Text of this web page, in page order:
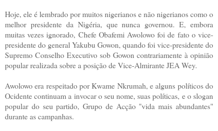
Hoje, ele é lembrado por muitos nigerianos e não nigerianos como o
melhor presidente da Nigéria, que nunca governou. E, embora
muitas vezes ignorado, Chefe Obafemi Awolowo foi de fato o vice-
presidente do general Yakubu Gowon, quando foi vice-presidente do
Supremo Conselho Executivo sob Gowon contrariamente à opinião
popular realizada sobre a posição de Vice-Almirante JEA Wey.
Awolowo era respeitado por Kwame Nkrumah, e alguns políticos do
Ocidente continuam a invocar o seu nome, suas políticas, e o slogan
popular do seu partido, Grupo de Acção "vida mais abundantes"
durante as campanhas.